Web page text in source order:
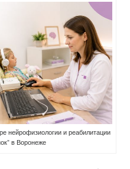
нейрофизиологии и реабилитации
в Воронеже